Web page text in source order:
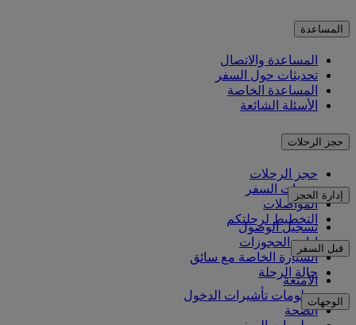
المساعدة
المساعدة والاتصال
تحديثات حول السفر
المساعدة الخاصة
الأسئلة الشائعة
حجز الرحلات
حجز الرحلات
خدمات السفر
المواصلات
التخطيط لرحلتكم
إدارة الحجز
تسجيل الوصول
إدارة الحجوزات
السيارة الخاصة مع سائق
حالة الرحلة
قبل السفر
الأمتعة
معلومات تأشيرات الدخول
الصحة
الوجهات